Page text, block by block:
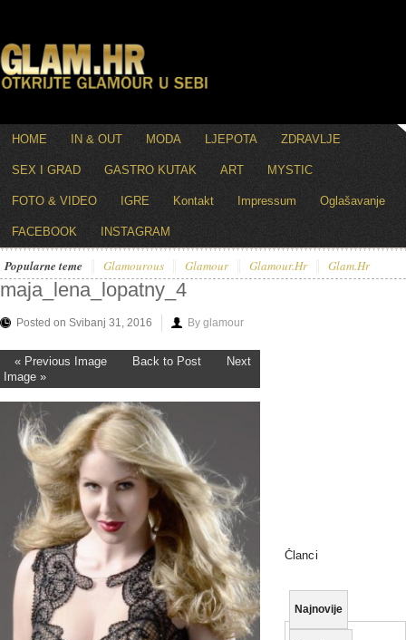
HOME IN & OUT MODA LJEPOTA ZDRAVLJE
SEX I GRAD GASTRO KUTAK ART MYSTIC
FOTO & VIDEO IGRE Kontakt Impressum Oglašavanje
FACEBOOK INSTAGRAM
Popularne teme Glamourous Glamour Glamour.hr Glam.hr
maja_lena_lopatny_4
Posted on Svibanj 31, 2016 By glamour
« Previous Image Back to Post
Next
Image »
Članci
Najnovije